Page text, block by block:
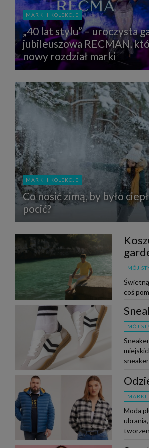
MARKI I KOLEKCJE
„40 lat stylu” – uroczysta
jubileuszowa RECMAN,
nowy rozdział marki
MARKI I KOLEKCJE
Co nosić zimą, by było
pocić?
MÓJ
coś
MÓJ
MARKI
Moda